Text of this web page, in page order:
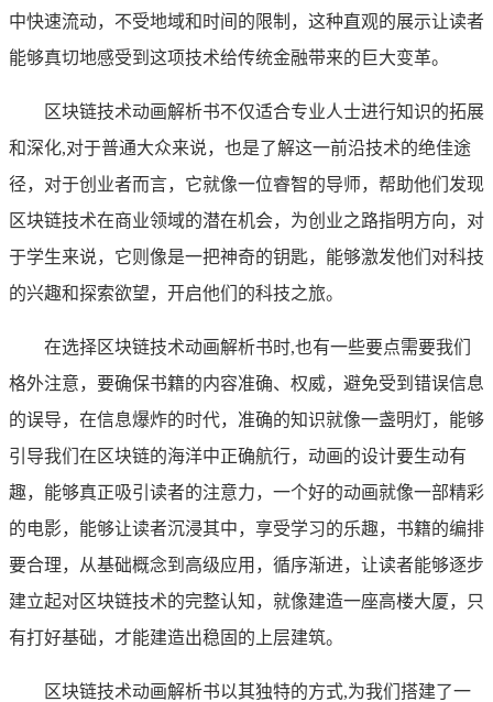
中快速流动，不受地域和时间的限制，这种直观的展示让读者
能够真切地感受到这项技术给传统金融带来的巨大变革。
区块链技术动画解析书不仅适合专业人士进行知识的拓展
和深化,对于普通大众来说，也是了解这一前沿技术的绝佳途
径，对于创业者而言，它就像一位睿智的导师，帮助他们发现
区块链技术在商业领域的潜在机会，为创业之路指明方向，对
于学生来说，它则像是一把神奇的钥匙，能够激发他们对科技
的兴趣和探索欲望，开启他们的科技之旅。
在选择区块链技术动画解析书时,也有一些要点需要我们
格外注意，要确保书籍的内容准确、权威，避免受到错误信息
的误导，在信息爆炸的时代，准确的知识就像一盏明灯，能够
引导我们在区块链的海洋中正确航行，动画的设计要生动有
趣，能够真正吸引读者的注意力，一个好的动画就像一部精彩
的电影，能够让读者沉浸其中，享受学习的乐趣，书籍的编排
要合理，从基础概念到高级应用，循序渐进，让读者能够逐步
建立起对区块链技术的完整认知，就像建造一座高楼大厦，只
有打好基础，才能建造出稳固的上层建筑。
区块链技术动画解析书以其独特的方式,为我们搭建了一